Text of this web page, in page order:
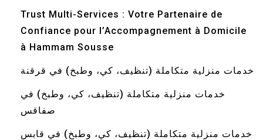
Trust Multi-Services : Votre Partenaire de
Confiance pour l’Accompagnement à Domicile
à Hammam Sousse
خدمات منزلية متكاملة (تنظيف، كي، وطبخ) في قرقنة
خدمات منزلية متكاملة (تنظيف، كي، وطبخ) في
صفاقس
خدمات منزلية متكاملة (تنظيف، كي، وطبخ) في قابس